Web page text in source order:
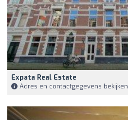
Expata Real Estate
Adres en contactgegevens bekijken